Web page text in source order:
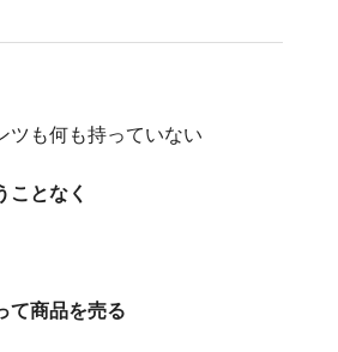
ツも何も持っていない
ことなく
て商品を売る